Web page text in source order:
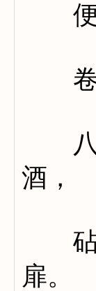
便
卷
八
酒，
砧
扉。